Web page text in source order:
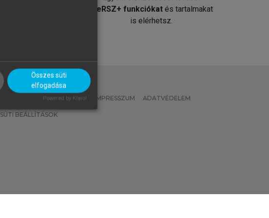
MeRSZ+ funkciókat és tartalmakat
is elérhetsz.
MI – ÁLTALÁNOS IRÁNYELVEK IMPRESSZUM ADATVÉDELEM
SÜTI BEÁLLÍTÁSOK
Összes süti
elfogadása
Powered by Klaro!